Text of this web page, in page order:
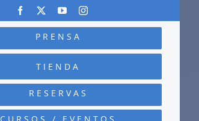
PRENSA
TIENDA
RESERVAS